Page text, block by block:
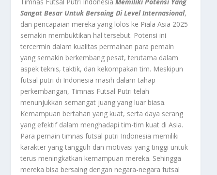
Timnas Futsal Putri IndonesiaMemiliki Potensi Yang
Sangat Besar Untuk Bersaing Di Level Internasional,
dan pencapaian mereka yang lolos ke Piala Asia 2025
semakin membuktikan hal tersebut. Potensi ini
tercermin dalam kualitas permainan para pemain
yang semakin berkembang pesat, terutama dalam
aspek teknis, taktik, dan kekompakan tim. Meskipun
futsal putri di Indonesia masih dalam tahap
perkembangan, Timnas Futsal Putri telah
menunjukkan semangat juang yang luar biasa.
Kemampuan bertahan yang kuat, serta daya serang
yang efektif dalam menghadapi tim-tim kuat di Asia.
Para pemain timnas futsal putri Indonesia memiliki
karakter yang tangguh dan motivasi yang tinggi untuk
terus meningkatkan kemampuan mereka. Sehingga
mereka bisa bersaing dengan negara-negara futsal